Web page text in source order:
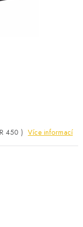
450 ) Více informací